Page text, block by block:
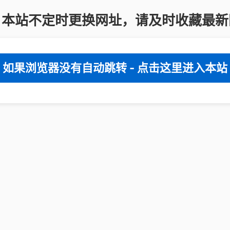
站不定时更换网址，请及时收藏最
如果浏览器没有自动跳转 - 点击这里进入本站